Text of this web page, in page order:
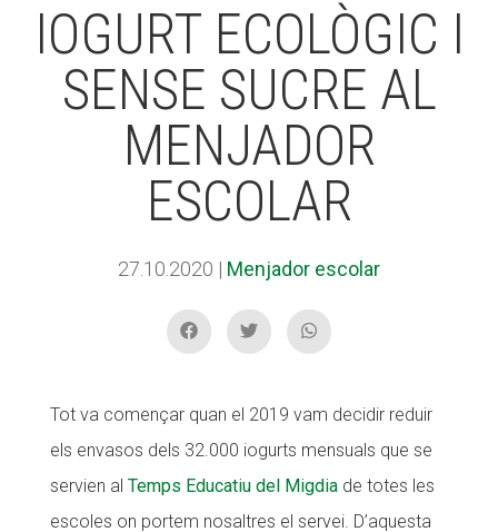
IOGURT ECOLÒGIC I
SENSE SUCRE AL
MENJADOR
ESCOLAR
27.10.2020 | Menjador escolar
Tot va començar quan el 2019 vam decidir reduir
els envasos dels 32.000 iogurts mensuals que se
servien al Temps Educatiu del Migdiade totes les
escoles on portem nosaltres el servei. D’aquesta
ACCIÓ SOCIAL I JOVES
ESPLAIS
SUPORT TERCER SECTOR